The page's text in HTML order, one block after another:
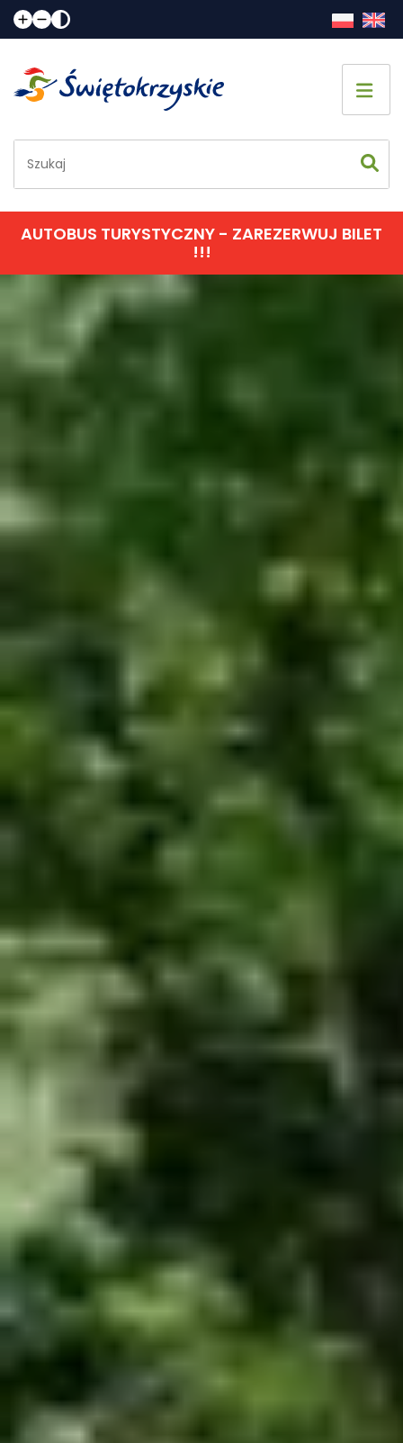
Co zobaczyć
Jak spędzić czas
Gdzie spać
Gdzie zjeść
Informacje praktyczne
Kalendarz imprez
Interaktywna mapa
AUTOBUS TURYSTYCZNY - ZAREZERWUJ BILET
!!!